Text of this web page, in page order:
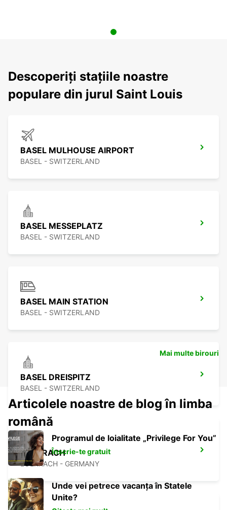
Descoperiți stațiile noastre
populare din jurul Saint Louis
BASEL MULHOUSE AIRPORT
BASEL - SWITZERLAND
BASEL MESSEPLATZ
BASEL - SWITZERLAND
BASEL MAIN STATION
BASEL - SWITZERLAND
BASEL DREISPITZ
BASEL - SWITZERLAND
LOERRACH
LOERRACH - GERMANY
Mai multe birouri
Articolele noastre de blog în limba
română
Programul de loialitate „Privilege For You”
Înscrie-te gratuit
Unde vei petrece vacanța în Statele
Unite?